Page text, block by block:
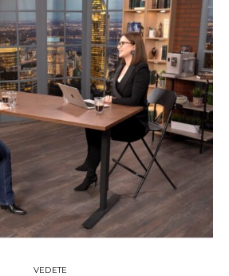
VEDETE